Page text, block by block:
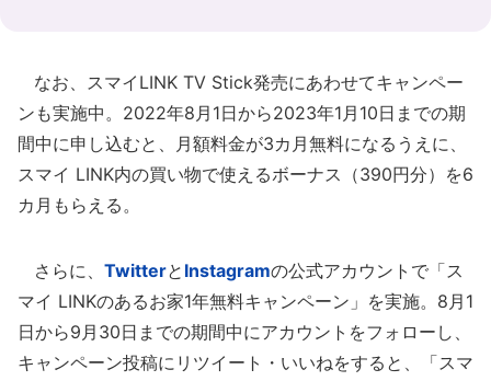
なお、スマイLINK TV Stick発売にあわせてキャンペー
ンも実施中。2022年8月1日から2023年1月10日までの期
間中に申し込むと、月額料金が3カ月無料になるうえに、
スマイ LINK内の買い物で使えるボーナス（390円分）を6
カ月もらえる。
さらに、 Twitterと Instagramの公式アカウントで「ス
マイ LINKのあるお家1年無料キャンペーン」を実施。8月1
日から9月30日までの期間中にアカウントをフォローし、
キャンペーン投稿にリツイート・いいねをすると、「スマ